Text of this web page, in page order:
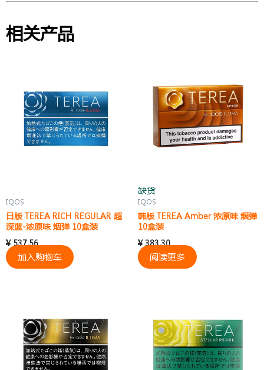
相关产品
IQOS
日版 TEREA RICH REGULAR 超
深蓝-浓原味 烟弹 10盒装
¥537.56
加入购物车
缺货
IQOS
韩版 TEREA Amber 浓原味 烟弹
10盒装
¥383.30
阅读更多